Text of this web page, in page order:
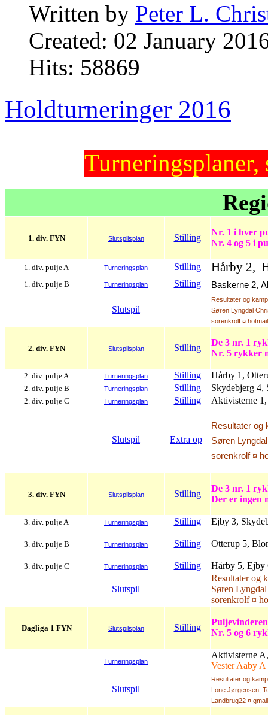
Written by Peter L.
Created: 02 January
Hits: 58869
Holdturneringer 2016
1. div. FYN Slutspilsplan Stilling
Nr. 1 i hver
Nr. 4 og 5 i
1. div. pulje A Turneringsplan Stilling Hårby 2,
1. div. pulje B Turneringsplan Stilling Baskerne 2,
Slutspil
Resultater og
Søren Lyngdal
sorenkrolf ¤
2. div. FYN Slutspilsplan Stilling
De 3 nr. 1
Nr. 5 rykker
2. div. pulje A Turneringsplan Stilling Hårby 1,
2. div. pulje B Turneringsplan Stilling Skydebjerg 4,
2. div. pulje C Turneringsplan Stilling Aktivisterne
Slutspil Extra op
Resultater og
Søren
sorenkrolf ¤
3. div. FYN Slutspilsplan Stilling
De 3 nr. 1
Der er ingen
3. div. pulje A Turneringsplan Stilling Ejby 3,
3. div. pulje B Turneringsplan Stilling Otterup 5,
3. div. pulje C Turneringsplan Stilling Hårby 5, Ejby
Slutspil
Resultater og
Søren
sorenkrolf ¤
Dagliga 1 FYN Slutspilsplan Stilling
Nr. 5 og 6
Turneringsplan
Aktivisterne
Vester Aaby
Slutspil
Resultater og
Lone Jørgensen,
Landbrug22 ¤